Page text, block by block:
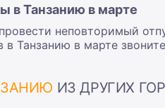
в Танзанию в марте
неповторимый
в Танзанию в марте
ИЗ ДРУГИХ